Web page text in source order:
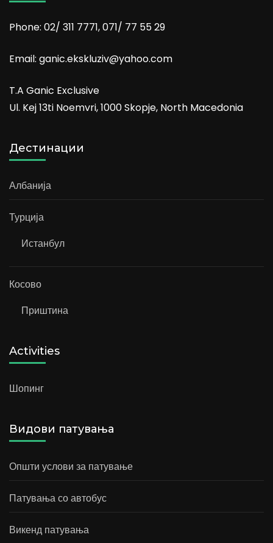
Phone: 02/ 311 7771, 071/ 77 55 29
Email: ganic.ekskluziv@yahoo.com
T.A Ganic Exclusive
Ul. Kej 13ti Noemvri, 1000 Skopje, North Macedonia
Дестинации
Албанија
Турција
Истанбул
Косово
Приштина
Activities
Шопинг
Видови патувања
Општи услови за патување
Патувања со автобус
Викенд патувања